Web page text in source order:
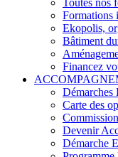
Formations
Ekopolis,
Bâtiment
Financez
Carte des
Devenir
Démarche